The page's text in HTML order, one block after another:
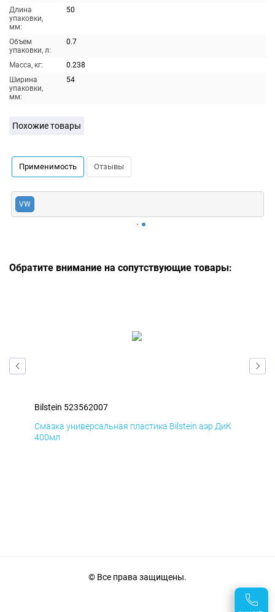
Длина
упаковки,
мм:
50
Объем
упаковки, л:
0.7
Масса, кг:
0.238
Ширина
упаковки,
мм:
54
Похожие товары
Применимость Отзывы
VW
Обратите внимание на сопутствующие товары:
Bilstein 523562007
Смазка универсальная пластика Bilstein аэр ДиК
400мл
© Все права защищены.